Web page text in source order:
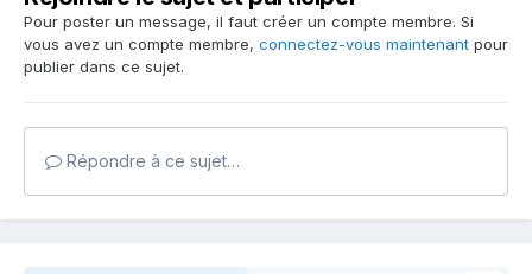
Pour poster un message, il faut créer un compte membre. Si
vous avez un compte membre, connectez-vous maintenant pour
publier dans ce sujet.
Répondre à ce sujet…